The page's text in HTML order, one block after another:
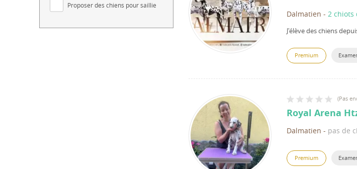
Proposer des chiens pour saillie
Dalmatien - 2 chiots
J'élève des chiens
Premium
(Pas
Royal Arena
Dalmatien - pas de
Premium